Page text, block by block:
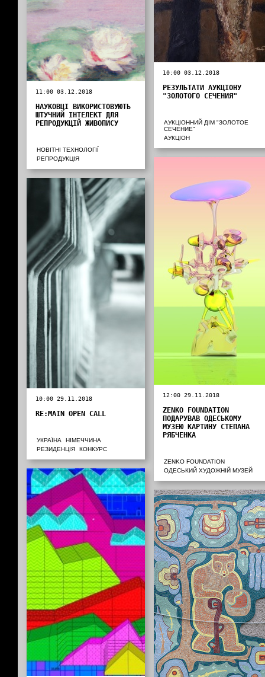
11:00 03.12.2018
НАУКОВЦІ ВИКОРИСТОВУЮТЬ
ШТУЧНИЙ ІНТЕЛЕКТ ДЛЯ
РЕПРОДУКЦІЙ ЖИВОПИСУ
НОВІТНІ ТЕХНОЛОГІЇ
РЕПРОДУКЦІЯ
10:00 03.12.2018
РЕЗУЛЬТАТИ АУКЦІОНУ
"ЗОЛОТОГО СЕЧЕНИЯ"
АУКЦІОННИЙ ДІМ "ЗОЛОТОЕ
СЕЧЕНИЕ"
АУКЦІОН
12:00 29.11.2018
ZENKO FOUNDATION
ПОДАРУВАВ ОДЕСЬКОМУ
МУЗЕЮ КАРТИНУ СТЕПАНА
РЯБЧЕНКА
ZENKO FOUNDATION
ОДЕСЬКИЙ ХУДОЖНІЙ МУЗЕЙ
10:00 29.11.2018
RE:MAIN OPEN CALL
УКРАЇНА
НІМЕЧЧИНА
РЕЗИДЕНЦІЯ
КОНКУРС